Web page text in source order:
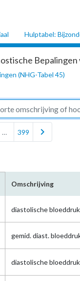
Hulptabel:
(NHG-Tabel 45)
… 399 chevron_right
Omschrijving
diastolische
gemid. diast.
diastolische